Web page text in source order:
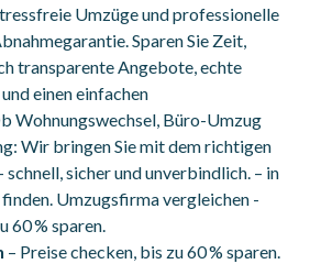
Umzüge und professionelle
Sparen Sie Zeit,
transparente Angebote, echte
einen einfachen
Wohnungswechsel, Büro-Umzug
Wir bringen Sie mit dem richtigen
sicher und unverbindlich. – in
Umzugsfirma vergleichen -
60 % sparen.
– Preise checken, bis zu 60 % sparen.